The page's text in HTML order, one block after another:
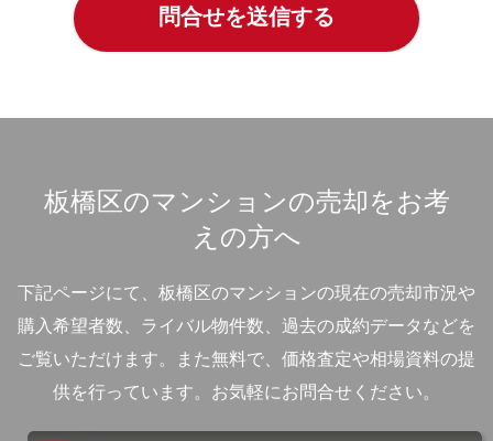
板橋区のマンションの売却をお考
えの方へ
下記ページにて、板橋区のマンションの現在の売却市況や
購入希望者数、ライバル物件数、過去の成約データなどを
ご覧いただけます。
また無料で、価格査定や相場資料の提
供を行っています。お気軽にお問合せください。